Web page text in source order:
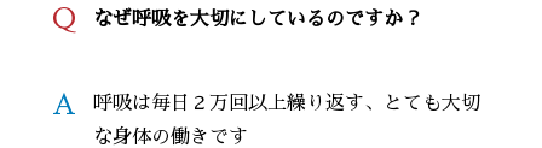
Q なぜ呼吸を大切にしているのですか？
A
呼吸は毎日２万回以上繰り返す、とても大切
な身体の働きです